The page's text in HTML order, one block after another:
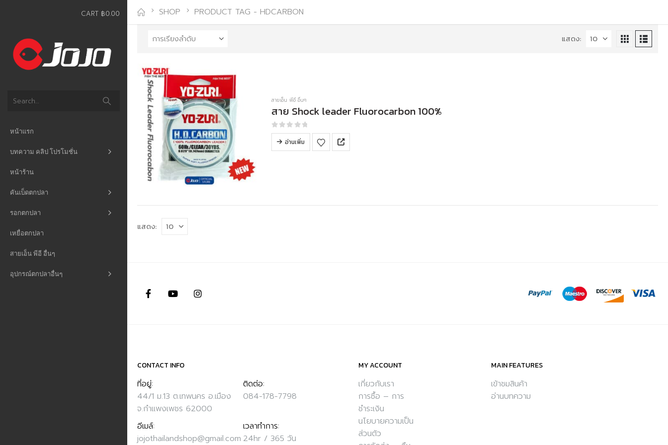
CART ฿0.00
หน้าแรก
บทความ คลิป โปรโมชั่น
หน้าร้าน
คันเบ็ดตกปลา
รอกตกปลา
เหยื่อตกปลา
สายเอ็น พีอี อื่นๆ
อุปกรณ์ตกปลาอื่นๆ
SHOP PRODUCT TAG - HDCARBON
แสดง:
สายเอ็น พีอี อื่นๆ
สาย Shock leader Fluorocarbon 100%
0out of 5
อ่านเพิ่ม
แสดง:
CONTACT INFO
ที่อยู่:
44/1 ม.13 ต.เทพนคร อ.เมือง
จ.กำแพงเพชร 62000
ติดต่อ:
084-178-7798
อีเมล์:
jojothailandshop@gmail.com
เวลาทำการ:
24hr / 365 วัน
MY ACCOUNT
เกี่ยวกับเรา
การซื้อ – การ
ชำระเงิน
นโยบายความเป็น
ส่วนตัว
MAIN FEATURES
เข้าชมสินค้า
อ่านบทความ